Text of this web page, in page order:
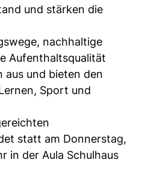
und stärken die
nachhaltige
Aufenthaltsqualität
aus und bieten den
Sport und
statt am Donnerstag,
in der Aula Schulhaus